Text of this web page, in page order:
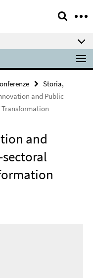
Storia,
and Public
Transformation
and
sectoral